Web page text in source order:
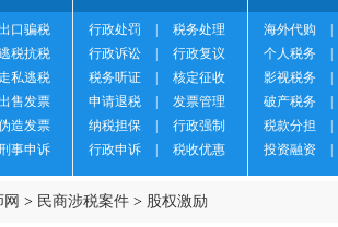
口骗税
税抗税
走私逃税
售发票
造发票
事申诉
行政处罚
税务处理
行政诉讼
行政复议
税务听证
核定征收
申请退税
发票管理
纳税担保
行政强制
行政申诉
税收优惠
海外代购
个人税务
影视税务
破产税务
税款分担
投资融资
> 民商涉税案件 > 股权激励